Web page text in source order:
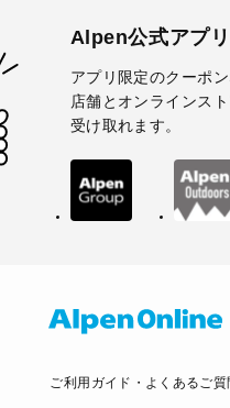
Alpen公式アプリ
アプリ限定のクーポン
店舗とオンラインス
受け取れます。
ご利用ガイド・よくあるご質